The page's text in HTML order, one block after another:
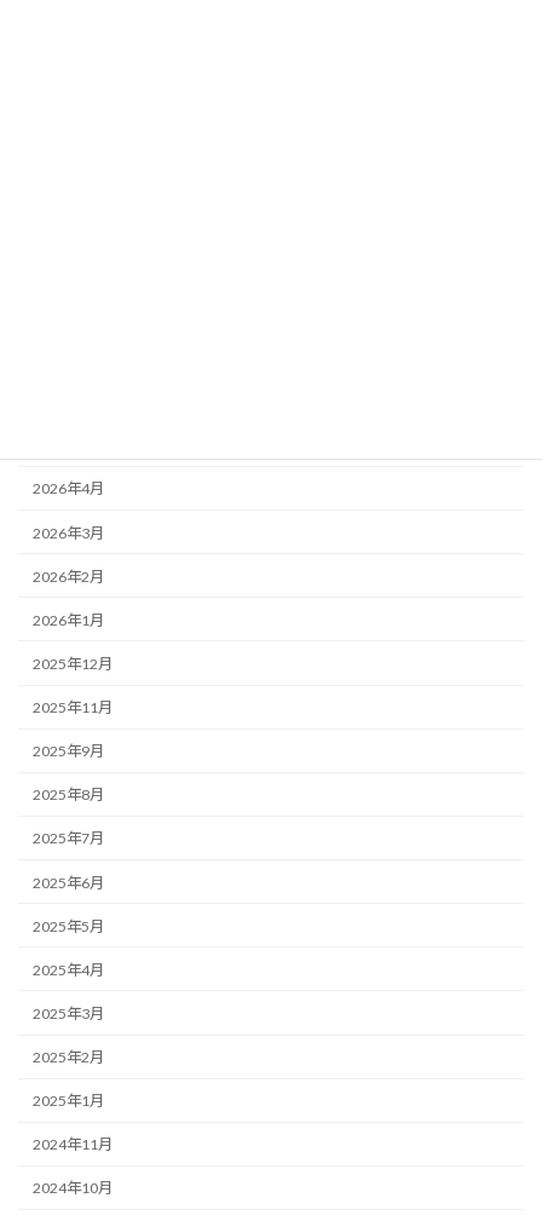
2026年4月
2026年3月
2026年2月
2026年1月
2025年12月
2025年11月
2025年9月
2025年8月
2025年7月
2025年6月
2025年5月
2025年4月
2025年3月
2025年2月
2025年1月
2024年11月
2024年10月